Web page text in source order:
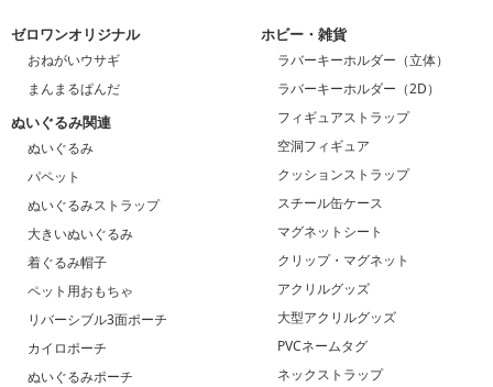
ゼロワンオリジナル
おねがいウサギ
まんまるぱんだ
ぬいぐるみ関連
ぬいぐるみ
パペット
ぬいぐるみストラップ
大きいぬいぐるみ
着ぐるみ帽子
ペット用おもちゃ
リバーシブル3面ポーチ
カイロポーチ
ぬいぐるみポーチ
ホビー・雑貨
ラバーキーホルダー（立体）
ラバーキーホルダー（2D）
フィギュアストラップ
空洞フィギュア
クッションストラップ
スチール缶ケース
マグネットシート
クリップ・マグネット
アクリルグッズ
大型アクリルグッズ
PVCネームタグ
ネックストラップ